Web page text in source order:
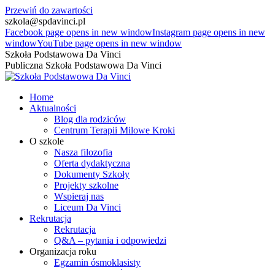
Przewiń do zawartości
szkola@spdavinci.pl
Facebook page opens in new windowInstagram page opens in new
windowYouTube page opens in new window
Szkoła Podstawowa Da Vinci
Publiczna Szkoła Podstawowa Da Vinci
Home
Aktualności
Blog dla rodziców
Centrum Terapii Milowe Kroki
O szkole
Nasza filozofia
Oferta dydaktyczna
Dokumenty Szkoły
Projekty szkolne
Wspieraj nas
Liceum Da Vinci
Rekrutacja
Rekrutacja
Q&A – pytania i odpowiedzi
Organizacja roku
Egzamin ósmoklasisty